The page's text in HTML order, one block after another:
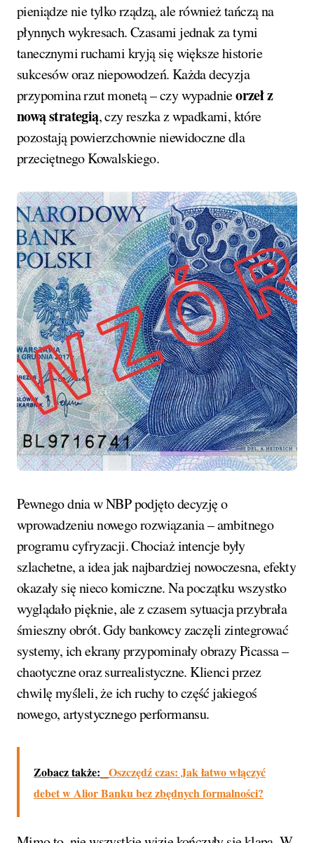
pieniądze nie tylko rządzą, ale również tańczą na
płynnych wykresach. Czasami jednak za tymi
tanecznymi ruchami kryją się większe historie
sukcesów oraz niepowodzeń. Każda decyzja
przypomina rzut monetą – czy wypadnieorzeł z
nową strategią, czy reszka z wpadkami, które
pozostają powierzchownie niewidoczne dla
przeciętnego Kowalskiego.
Pewnego dnia w NBP podjęto decyzję o
wprowadzeniu nowego rozwiązania – ambitnego
programu cyfryzacji. Chociaż intencje były
szlachetne, a idea jak najbardziej nowoczesna, efekty
okazały się nieco komiczne. Na początku wszystko
wyglądało pięknie, ale z czasem sytuacja przybrała
śmieszny obrót. Gdy bankowcy zaczęli zintegrować
systemy, ich ekrany przypominały obrazy Picassa –
chaotyczne oraz surrealistyczne. Klienci przez
chwilę myśleli, że ich ruchy to część jakiegoś
nowego, artystycznego performansu.
Zobacz także: Oszczędź czas: Jak łatwo włączyć
debet w Alior Banku bez zbędnych formalności?